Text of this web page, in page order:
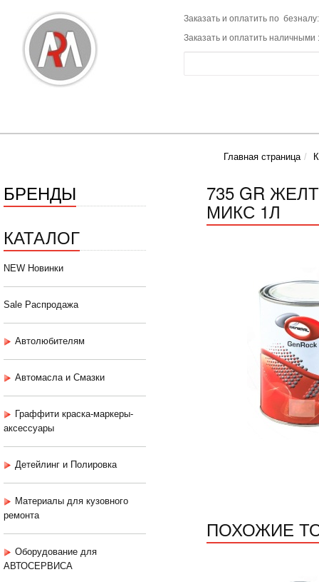
Заказать и оплатить по
Заказать и оплатить наличными
Главная страница
БРЕНДЫ
КАТАЛОГ
NEW Новинки
Sale Распродажа
Автолюбителям
Автомасла и Смазки
Граффити краска-маркеры-
аксессуары
Детейлинг и Полировка
Материалы для кузовного
ремонта
Оборудование для
АВТОСЕРВИСА
735 GR
МИКС 1Л
ПОХОЖИЕ